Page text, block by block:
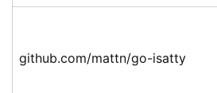
github.com/mattn/go-isatty